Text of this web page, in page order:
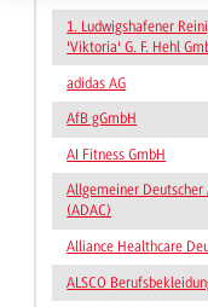
1. Ludwigshafener
'Viktoria' G. F. Hehl
adidas AG
AfB gGmbH
AI Fitness GmbH
Allgemeiner Deutscher
(ADAC)
Alliance Healthcare
ALSCO